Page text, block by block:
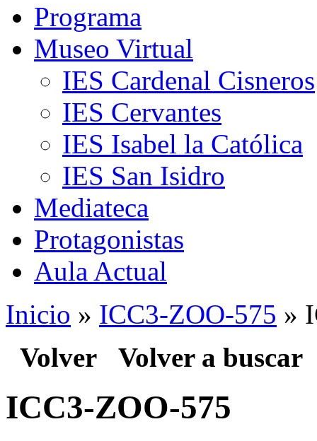
Programa
Museo Virtual
IES Cardenal Cisneros
IES Cervantes
IES Isabel la Católica
IES San Isidro
Mediateca
Protagonistas
Aula Actual
Inicio » ICC3-ZOO-575 »
Volver Volver a buscar
ICC3-ZOO-575